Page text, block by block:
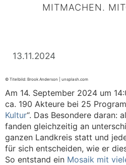
MITMACHEN.
13.11.2024
© Titelbild: Brook Anderson | unsplash.com
Am 14. September 2024 um
ca. 190 Akteure bei 25
Kultur“. Das Besondere daran:
fanden gleichzeitig an
ganzen Landkreis statt und
für sich entscheiden, wie er
So entstand ein Mosaik mit